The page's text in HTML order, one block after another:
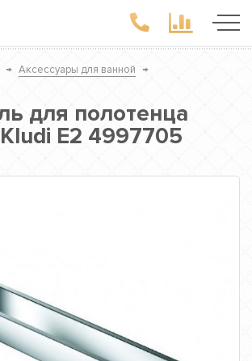
→ Аксессуары для ванной →
для полотенца
E2 4997705